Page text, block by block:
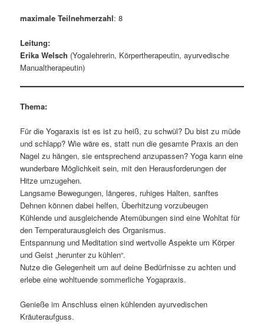
maximale Teilnehmerzahl: 8
Leitung:
Erika Welsch (Yogalehrerin, Körpertherapeutin, ayurvedische
Manualtherapeutin)
Thema:
Für die Yogaraxis ist es ist zu heiß, zu schwül? Du bist zu müde
und schlapp? Wie wäre es, statt nun die gesamte Praxis an den
Nagel zu hängen, sie entsprechend anzupassen? Yoga kann eine
wunderbare Möglichkeit sein, mit den Herausforderungen der
Hitze umzugehen.
Langsame Bewegungen, längeres, ruhiges Halten, sanftes
Dehnen können dabei helfen, Überhitzung vorzubeugen
Kühlende und ausgleichende Atemübungen sind eine Wohltat für
den Temperaturausgleich des Organismus.
Entspannung und Meditation sind wertvolle Aspekte um Körper
und Geist „herunter zu kühlen“.
Nutze die Gelegenheit um auf deine Bedürfnisse zu achten und
erlebe eine wohltuende sommerliche Yogapraxis.
Genieße im Anschluss einen kühlenden ayurvedischen
Kräuteraufguss.